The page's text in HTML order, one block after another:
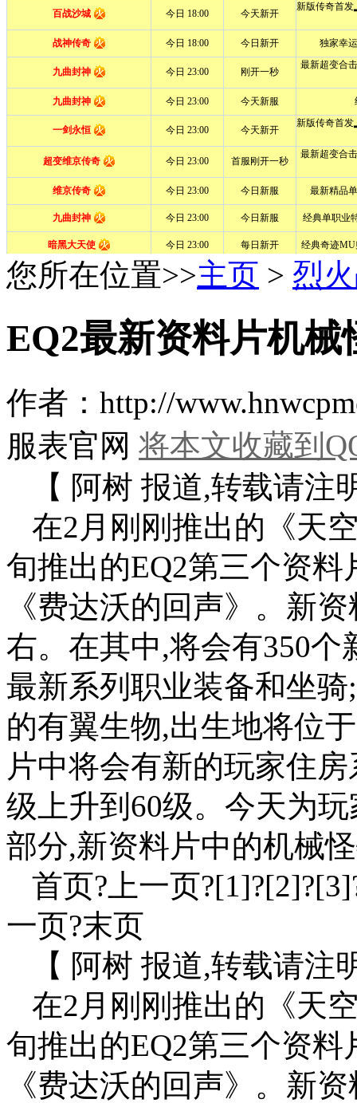
您所在位置>>主页 > 烈
EQ2最新资料片机
作者：http://
服表官网 将本文收藏到
【 阿树 报道,转载请注
在2月刚刚推出的《天
旬推出的EQ2第三个资料
《费达沃的回声》。新
右。在其中,将会有350
最新系列职业装备和坐骑
的有翼生物,出生地将位
片中将会有新的玩家住
级上升到60级。今天为
部分,新资料片中的机械
首页?上一页
一页?末页
【 阿树 报道,转载请注
在2月刚刚推出的《天
旬推出的EQ2第三个资料
《费达沃的回声》。新